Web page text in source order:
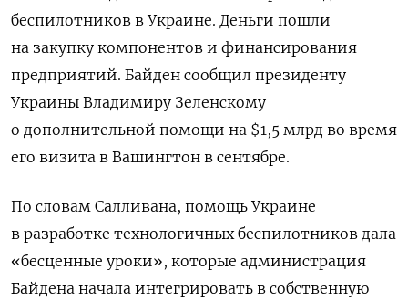
беспилотников в Украине. Деньги пошли
на закупку компонентов и финансирования
предприятий. Байден сообщил президенту
Украины Владимиру Зеленскому
о дополнительной помощи на $1,5 млрд во время
его визита в Вашингтон в сентябре.
По словам Салливана, помощь Украине
в разработке технологичных беспилотников дала
«бесценные уроки», которые администрация
Байдена начала интегрировать в собственную